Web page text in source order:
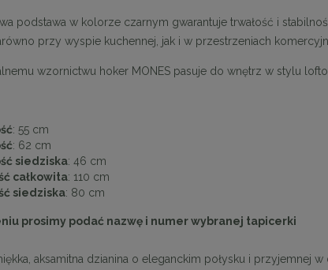
podstawa w kolorze czarnym gwarantuje trwałość i
przy wyspie kuchennej, jak i w przestrzeniach
wzornictwu hoker MONES pasuje do wnętrz w stylu
: 55 cm
: 62 cm
siedziska: 46 cm
całkowita: 110 cm
siedziska: 80 cm
prosimy podać nazwę i numer wybranej tapicerki
aksamitna dzianina o eleganckim połysku i przyjemnej